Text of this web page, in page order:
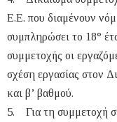
Ε.Ε. που διαμένουν
συμπληρώσει το 18°
συμμετοχής οι
σχέση εργασίας στον
και β’ βαθμού.
5. Για τη συμμετοχή